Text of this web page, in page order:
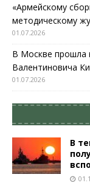
«Армейскому
методическому
01.07.2026
В Москве прошла
Валентиновича
01.07.2026
В